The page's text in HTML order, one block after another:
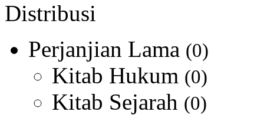
Distribusi
Perjanjian Lama (0)
Kitab Hukum (0)
Kitab Sejarah (0)